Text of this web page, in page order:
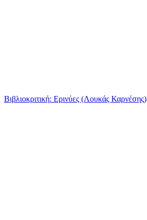
Βιβλιοκριτική: Ερινύες (Λουκάς Καρνέσης)